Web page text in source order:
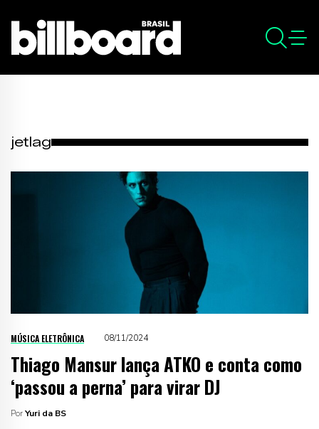
jetlag
MÚSICA ELETRÔNICA 08/11/2024
Thiago Mansur lança ATKO e conta como
‘passou a perna’ para virar DJ
PorYuri da BS